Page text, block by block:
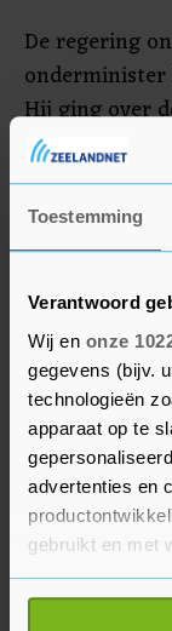
Toestemming
Verantwoord
Wij en onze
gegevens (bijv.
technologieën
apparaat op te
advertenties en
gebruikt en met
Als u het
De regering
onderminister
Hij ging over
gekregen van
van het hoofd
Maryna